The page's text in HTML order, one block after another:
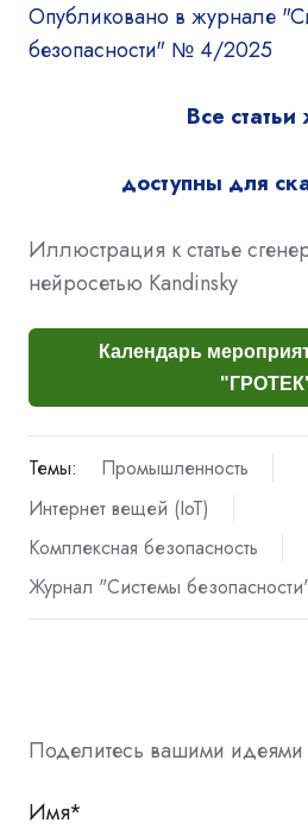
Опубликовано в журнале
безопасности" № 4/2025
Все
доступны для
Иллюстрация к статье
нейросетью Kandinsky
Календарь
Темы:
Промышленность
Интернет вещей (IoT)
Комплексная безопасность
Журнал "Системы
Поделитесь вашими идеями
Имя*